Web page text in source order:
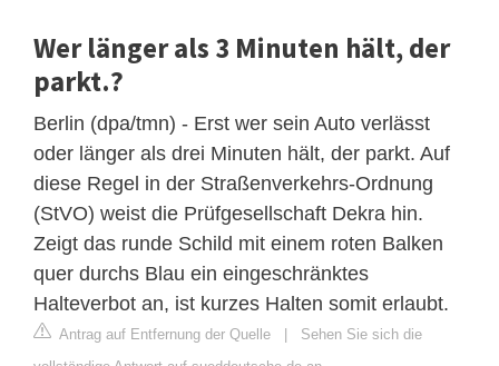
Wer länger als 3 Minuten hält, der
parkt.?
Berlin (dpa/tmn) - Erst wer sein Auto verlässt
oder länger als drei Minuten hält, der parkt. Auf
diese Regel in der Straßenverkehrs-Ordnung
(StVO) weist die Prüfgesellschaft Dekra hin.
Zeigt das runde Schild mit einem roten Balken
quer durchs Blau ein eingeschränktes
Halteverbot an, ist kurzes Halten somit erlaubt.
Antrag auf Entfernung der Quelle
Sehen Sie sich die